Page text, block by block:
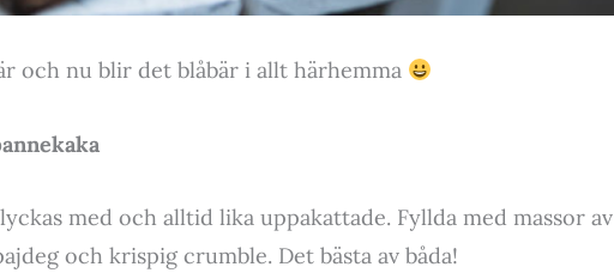
och nu blir det blåbär i allt härhemma
med och alltid lika uppakattade. Fyllda med massor av
och krispig crumble. Det bästa av båda!